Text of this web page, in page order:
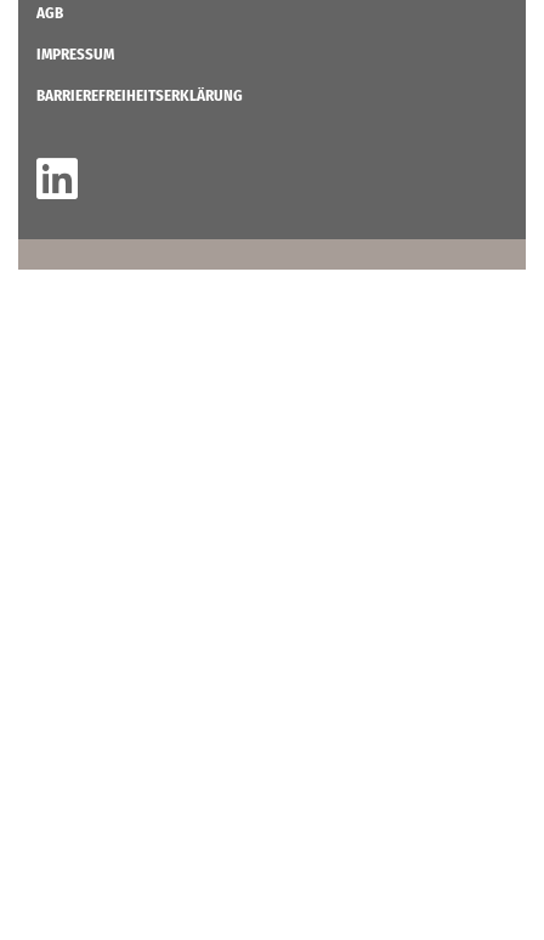
AGB
IMPRESSUM
BARRIEREFREIHEITSERKLÄRUNG